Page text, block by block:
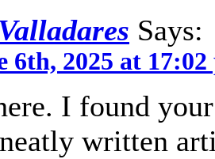
Says:
6th, 2025 at 17:02
I found
written